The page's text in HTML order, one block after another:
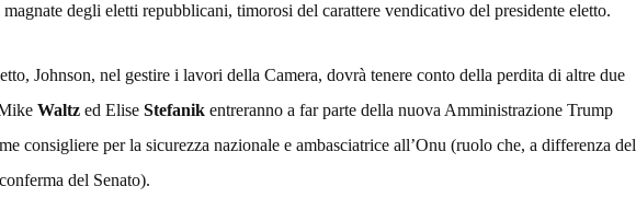
degli eletti repubblicani, timorosi del carattere vendicativo del presidente eletto.
Johnson, nel gestire i lavori della Camera, dovrà tenere conto della perdita di altre due
Waltz ed Elise Stefanik entreranno a far parte della nuova Amministrazione Trump
consigliere per la sicurezza nazionale e ambasciatrice all’Onu (ruolo che, a differenza del
del Senato).